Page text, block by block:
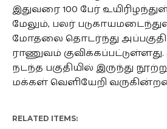
இதுவரை 100 பேர்
மேலும், பலர்
மோதலை தொடர்ந்து
ராணுவம்
நடந்த பகுதியில் இருந்து
மக்கள் வெளியேறி
RELATED ITEMS: